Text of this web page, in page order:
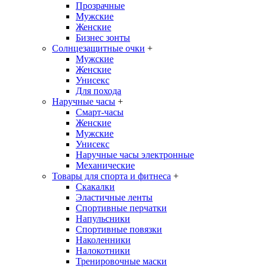
Прозрачные
Мужские
Женские
Бизнес зонты
Солнцезащитные очки +
Мужские
Женские
Унисекс
Для похода
Наручные часы +
Смарт-часы
Женские
Мужские
Унисекс
Наручные часы электронные
Механические
Товары для спорта и фитнеса +
Скакалки
Эластичные ленты
Спортивные перчатки
Напульсники
Спортивные повязки
Наколенники
Налокотники
Тренировочные маски